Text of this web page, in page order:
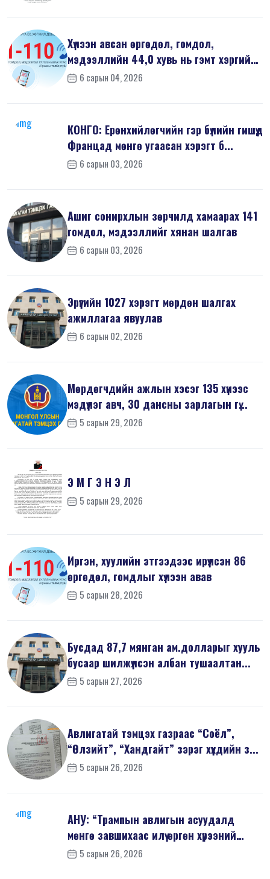
Хүлээн авсан өргөдөл, гомдол,
мэдээллийн 44,0 хувь нь гэмт хэргийн
шин...
6 сарын 04, 2026
КОНГО: Ерөнхийлөгчийн гэр бүлийн гишүүд
Францад мөнгө угаасан хэрэгт б...
6 сарын 03, 2026
Ашиг сонирхлын зөрчилд хамаарах 141
гомдол, мэдээллийг хянан шалгав
6 сарын 03, 2026
Эрүүгийн 1027 хэрэгт мөрдөн шалгах
ажиллагаа явуулав
6 сарын 02, 2026
Мөрдөгчдийн ажлын хэсэг 135 хүнээс
мэдүүлэг авч, 30 дансны зарлагын гү...
5 сарын 29, 2026
Э М Г Э Н Э Л
5 сарын 29, 2026
Иргэн, хуулийн этгээдээс ирүүлсэн 86
өргөдөл, гомдлыг хүлээн авав
5 сарын 28, 2026
Бусдад 87,7 мянган ам.долларыг хууль
бусаар шилжүүлсэн албан тушаалтан...
5 сарын 27, 2026
Авлигатай тэмцэх газраас “Соёл”,
“Өлзийт”, “Хандгайт” зэрэг хүүхдийн з...
5 сарын 26, 2026
АНУ: “Трампын авлигын асуудалд
мөнгө завшихаас илүү өргөн хүрээний
шин...
5 сарын 26, 2026